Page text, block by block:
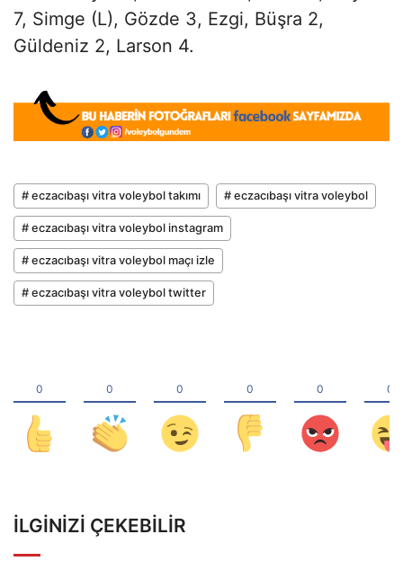
7, Simge (L), Gözde 3, Ezgi, Büşra 2,
Güldeniz 2, Larson 4.
# eczacıbaşı vitra voleybol takımı # eczacıbaşı vitra voleybol
# eczacıbaşı vitra voleybol instagram
# eczacıbaşı vitra voleybol maçı izle
# eczacıbaşı vitra voleybol twitter
İLGINIZI ÇEKEBILIR